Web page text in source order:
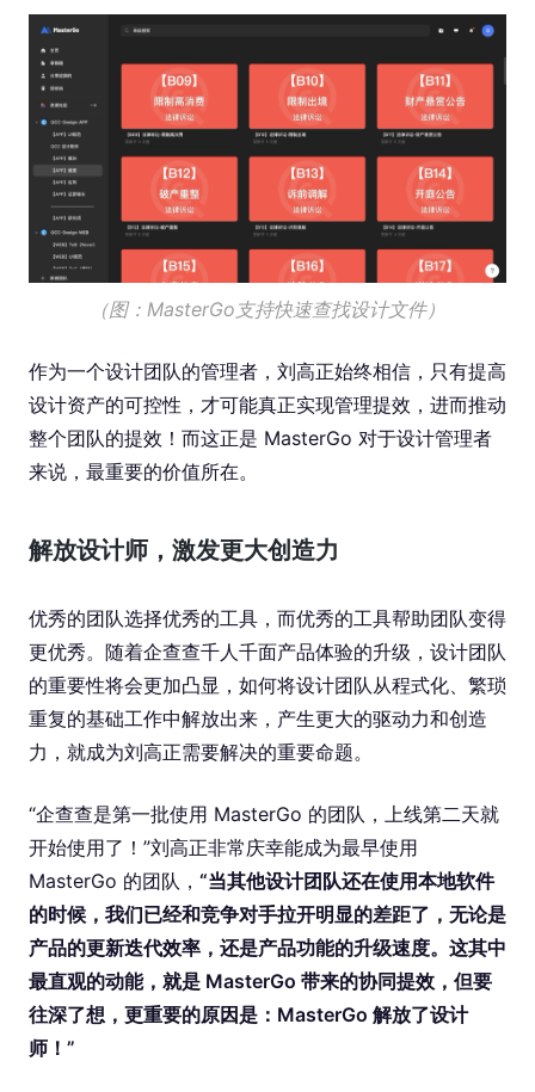
（图：MasterGo支持快速查找设计文件）
作为一个设计团队的管理者，刘高正始终相信，只有提高
设计资产的可控性，才可能真正实现管理提效，进而推动
整个团队的提效！而这正是 MasterGo 对于设计管理者
来说，最重要的价值所在。
解放设计师，激发更大创造力
优秀的团队选择优秀的工具，而优秀的工具帮助团队变得
更优秀。随着企查查千人千面产品体验的升级，设计团队
的重要性将会更加凸显，如何将设计团队从程式化、繁琐
重复的基础工作中解放出来，产生更大的驱动力和创造
力，就成为刘高正需要解决的重要命题。
“企查查是第一批使用 MasterGo 的团队，上线第二天就
开始使用了！”刘高正非常庆幸能成为最早使用
MasterGo 的团队， “当其他设计团队还在使用本地软件
的时候，我们已经和竞争对手拉开明显的差距了，无论是
产品的更新迭代效率，还是产品功能的升级速度。这其中
最直观的动能，就是 MasterGo 带来的协同提效，但要
往深了想，更重要的原因是：MasterGo 解放了设计
师！”